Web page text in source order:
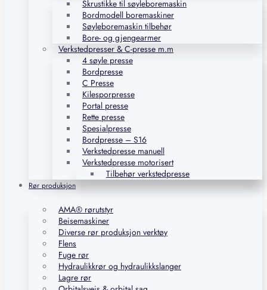
Skrustikke til søyleboremaskin
Bordmodell boremaskiner
Søyleboremaskin tilbehør
Bore- og gjengearmer
Verkstedpresser & C-presse m.m
4 søyle presse
Bordpresse
C Presse
Kilesporpresse
Portal presse
Rette presse
Spesialpresse
Bordpresse – S16
Verkstedpresse manuell
Verkstedpresse motorisert
Tilbehør verkstedpresse
Rør produksjon
AMA® rørutstyr
Beisemaskiner
Diverse rør produksjon verktøy
Flens
Fuge rør
Hydraulikkrør og hydraulikkslanger
Lagre rør